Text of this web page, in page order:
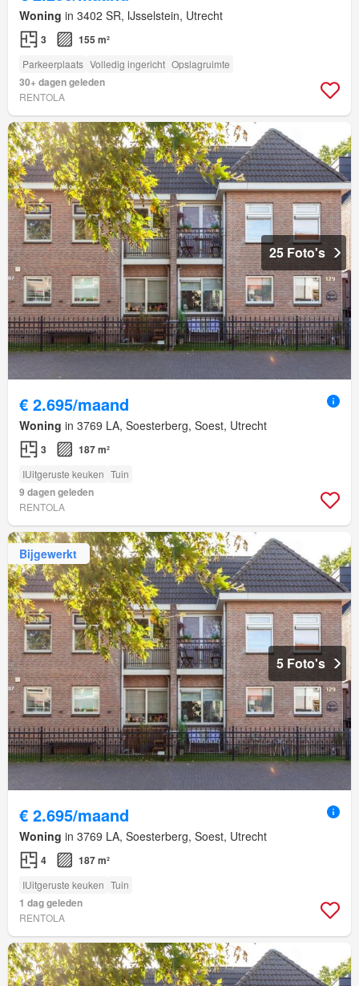
Woning in 3402 SR, IJsselstein, Utrecht
3 155 m²
Parkeerplaats Volledig ingericht Opslagruimte
30+ dagen geleden
RENTOLA
25 Foto's
€ 2.695/maand
Woning in 3769 LA, Soesterberg, Soest, Utrecht
3 187 m²
IUitgeruste keuken Tuin
9 dagen geleden
RENTOLA
Bijgewerkt
5 Foto's
€ 2.695/maand
Woning in 3769 LA, Soesterberg, Soest, Utrecht
4 187 m²
IUitgeruste keuken Tuin
1 dag geleden
RENTOLA